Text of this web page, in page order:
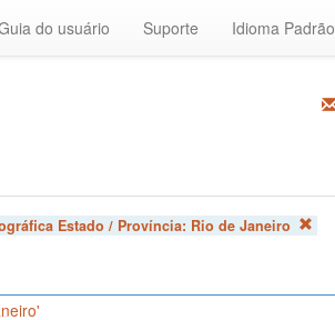
do usuário Suporte Idioma Padrão
Estado / Província: Rio de Janeiro